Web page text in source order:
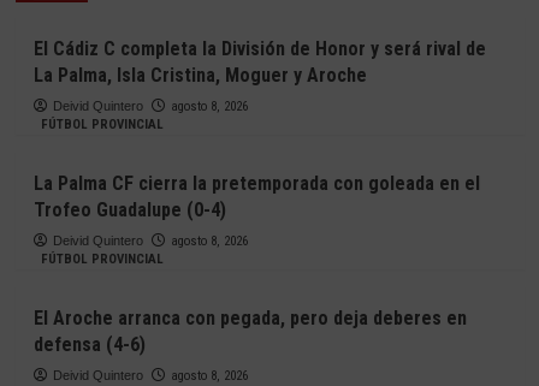
El Cádiz C completa la División de Honor y será rival de
La Palma, Isla Cristina, Moguer y Aroche
Deivid Quintero
agosto 8, 2026
FÚTBOL PROVINCIAL
La Palma CF cierra la pretemporada con goleada en el
Trofeo Guadalupe (0-4)
Deivid Quintero
agosto 8, 2026
FÚTBOL PROVINCIAL
El Aroche arranca con pegada, pero deja deberes en
defensa (4-6)
Deivid Quintero agosto 8, 2026